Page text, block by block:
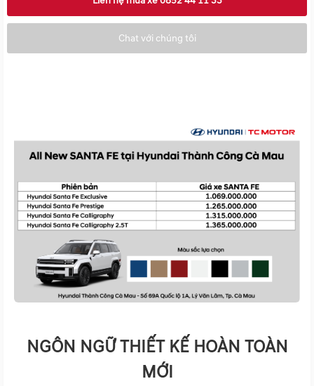
Chat với chúng tôi
NGÔN NGỮ THIẾT KẾ HOÀN TOÀN
MỚI